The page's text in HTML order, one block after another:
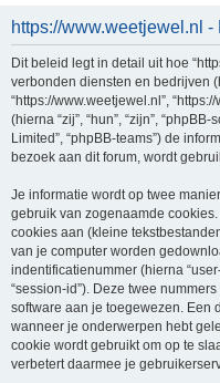
https://www.weetjewel.nl -
Dit beleid legt in detail uit hoe
verbonden diensten en bedrijven
“https://www.weetjewel.nl”,
(hierna “zij”, “hun”, “zijn”,
Limited”, “phpBB-teams”) de
bezoek aan dit forum, wordt
Je informatie wordt op twee
gebruik van zogenaamde
cookies aan (kleine
van je computer worden
indentificatienummer (hierna
“session-id”). Deze twee
software aan je toegewezen. Een
wanneer je onderwerpen hebt
cookie wordt gebruikt om op te
verbetert daarmee je